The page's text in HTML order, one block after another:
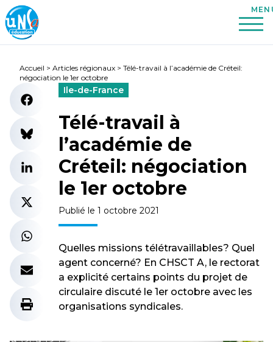
Accueil > Articles régionaux > Télé-travail à l’académie de Créteil:
négociation le 1er octobre
Ile-de-France
Télé-travail à
l’académie de
Créteil: négociation
le 1er octobre
Publié le 1 octobre 2021
Quelles missions télétravaillables? Quel
agent concerné? En CHSCT A, le rectorat
a explicité certains points du projet de
circulaire discuté le 1er octobre avec les
organisations syndicales.